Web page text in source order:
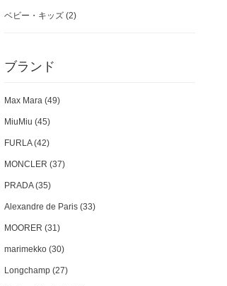
ベビー・キッズ (2)
ブランド
Max Mara (49)
MiuMiu (45)
FURLA (42)
MONCLER (37)
PRADA (35)
Alexandre de Paris (33)
MOORER (31)
marimekko (30)
Longchamp (27)